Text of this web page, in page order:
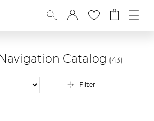
Catalog (43)
Filter